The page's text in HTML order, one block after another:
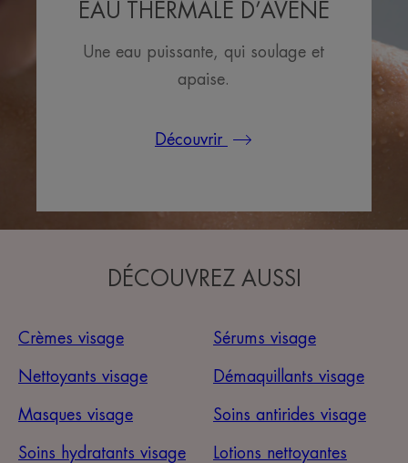
EAU THERMALE D’AVÈNE
Une eau puissante, qui soulage et
apaise.
Découvrir
DÉCOUVREZ AUSSI
Crèmes visage Sérums visage
Nettoyants visage Démaquillants visage
Masques visage Soins antirides visage
Soins hydratants visage
Lotions nettoyantes